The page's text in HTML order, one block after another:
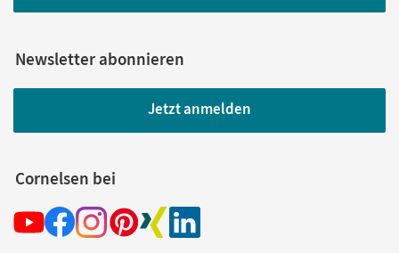
Newsletter abonnieren
Jetzt anmelden
Cornelsen bei